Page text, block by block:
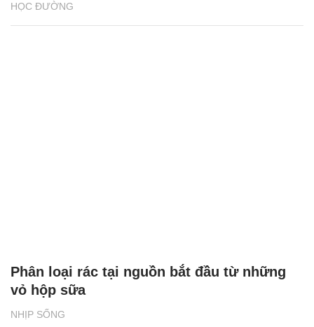
HỌC ĐƯỜNG
NHỊP SỐNG
Phân loại rác tại nguồn bắt đầu từ những
vỏ hộp sữa